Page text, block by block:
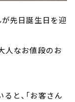
先日誕生日を迎
人なお値段のお
と、「お客さん